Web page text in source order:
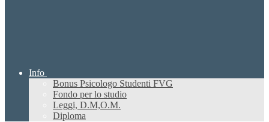
Info
Bonus Psicologo Studenti FVG
Fondo per lo studio
Leggi, D.M,O.M.
Diploma